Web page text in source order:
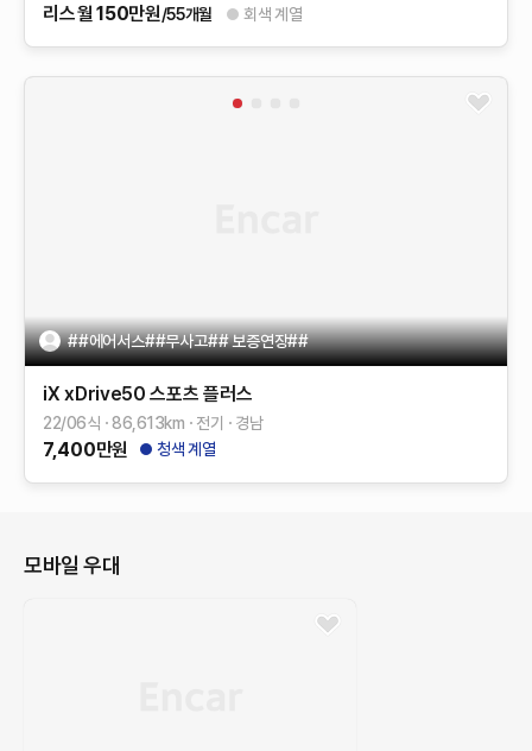
리스월 150만원/55개월 회색 계열
##에어서스##무사고## 보증연장##
iX xDrive50 스포츠 플러스
22/06식 86,613km 전기 경남
7,400만원 청색 계열
모바일 우대